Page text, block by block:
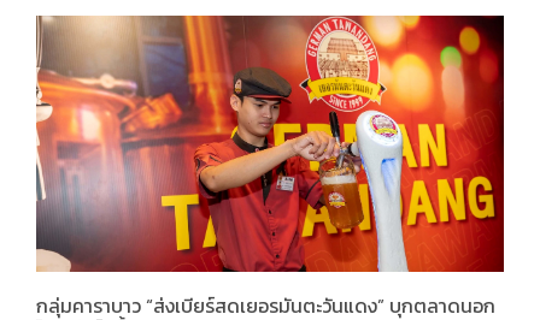
กลุ่มคาราบาว “ส่งเบียร์สดเยอรมันตะวันแดง” บุกตลาดนอก